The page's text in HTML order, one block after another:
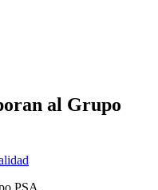
al Grupo